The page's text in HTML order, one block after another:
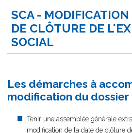
SCA - MODIFICATION
DE CLÔTURE DE
SOCIAL
Les démarches à
modification du dossier
Tenir une assemblée générale
modification de la date de clôture